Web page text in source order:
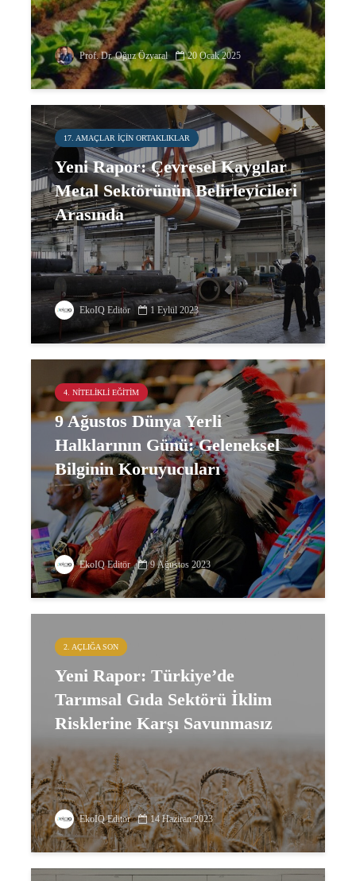
Prof. Dr. Oğuz Özyaral 20 Ocak 2025
17. AMAÇLAR IÇIN ORTAKLIKLAR
Yeni Rapor: Çevresel Kaygılar
Metal Sektörünün Belirleyicileri
Arasında
EkoIQ Editör 1 Eylül 2023
4. NITELIKLI EĞITIM
9 Ağustos Dünya Yerli
Halklarının Günü: Geleneksel
Bilginin Koruyucuları
EkoIQ Editör 9 Ağustos 2023
2. AÇLIĞA SON
Yeni Rapor: Türkiye’de
Tarımsal Gıda Sektörü İklim
Risklerine Karşı Savunmasız
EkoIQ Editör 14 Haziran 2023